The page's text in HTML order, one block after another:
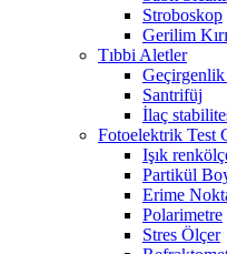
Stroboskop
Gerilim
Tıbbi Aletler
Geçirgenlik
Santrifüj
İlaç
Fotoelektrik Test
Işık
Partikül
Erime
Polarimetre
Stres Ölçer